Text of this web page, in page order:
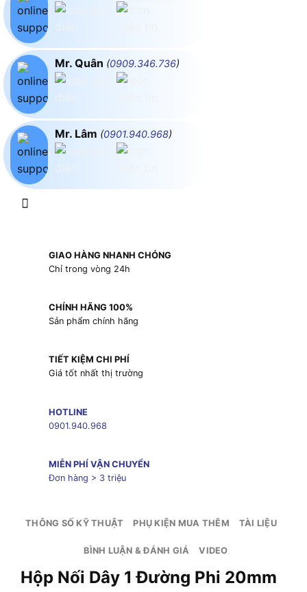
Mr. Quân (0909.346.736)
Mr. Lâm (0901.940.968)
GIAO HÀNG NHANH CHÓNG
Chỉ trong vòng 24h
CHÍNH HÃNG 100%
Sản phẩm chính hãng
TIẾT KIỆM CHI PHÍ
Giá tốt nhất thị trường
HOTLINE
0901.940.968
MIỄN PHÍ VẬN CHUYỂN
Đơn hàng > 3 triệu
THÔNG SỐ KỸ THUẬT PHỤ KIỆN MUA THÊM TÀI LIỆU
BÌNH LUẬN & ĐÁNH GIÁ VIDEO
Hộp Nối Dây 1 Đường Phi 20mm